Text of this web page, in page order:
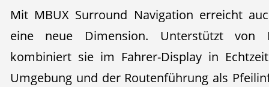
Mit MBUX Surround Navigation erreicht
eine neue Dimension. Unterstützt von
kombiniert sie im Fahrer-Display in
Umgebung und der Routenführung als